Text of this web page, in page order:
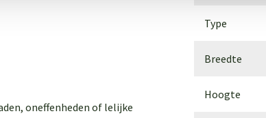
oneffenheden of lelijke
Type
Breedte
Hoogte